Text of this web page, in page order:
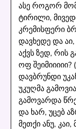
ასე როგორ
ტირილი,
კრემისფერი
დავხედე და
აქვს ზედ, რის
ოფ
დავბრუნდი
უკუღმა
გამოვარდა
და ხარ, უცებ
მეთქი ანუ,